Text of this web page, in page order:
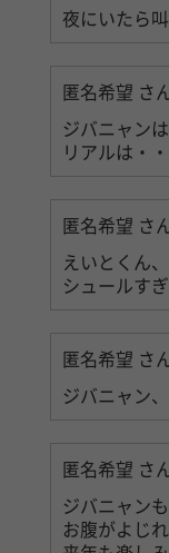
夜にいたら
匿名希望 さ
ジバニャン
リアルは・
匿名希望 さ
えいとくん
シュールす
匿名希望 さ
ジバニャン
匿名希望 さ
ジバニャン
お腹がよじ